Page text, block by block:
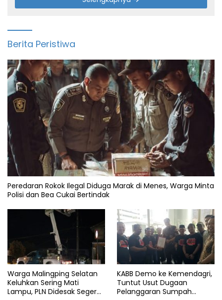
Berita Peristiwa
Peredaran Rokok Ilegal Diduga Marak di Menes, Warga Minta
Polisi dan Bea Cukai Bertindak
Warga Malingping Selatan
Keluhkan Sering Mati
Lampu, PLN Didesak Segera
KABB Demo ke Kemendagri,
Tuntut Usut Dugaan
Pelanggaran Sumpah